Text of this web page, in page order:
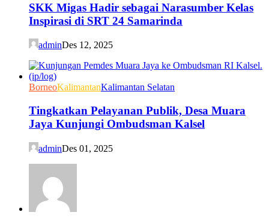
SKK Migas Hadir sebagai Narasumber Kelas
Inspirasi di SRT 24 Samarinda
adminDes 12, 2025
BorneoKalimantanKalimantan Selatan
Tingkatkan Pelayanan Publik, Desa Muara
Jaya Kunjungi Ombudsman Kalsel
adminDes 01, 2025